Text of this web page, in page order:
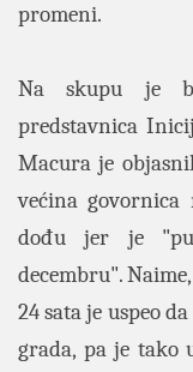
promeni.
Na skupu je
predstavnica
Macura je
većina
dođu jer je
decembru".
24 sata je uspeo
grada, pa je tako